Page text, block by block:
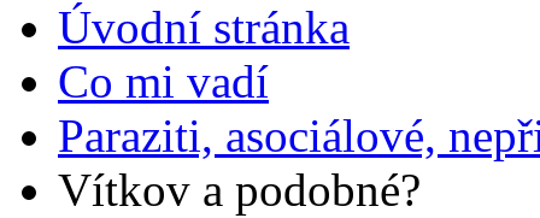
Úvodní stránka
Co mi vadí
Paraziti, asociálové,
Vítkov a podobné?